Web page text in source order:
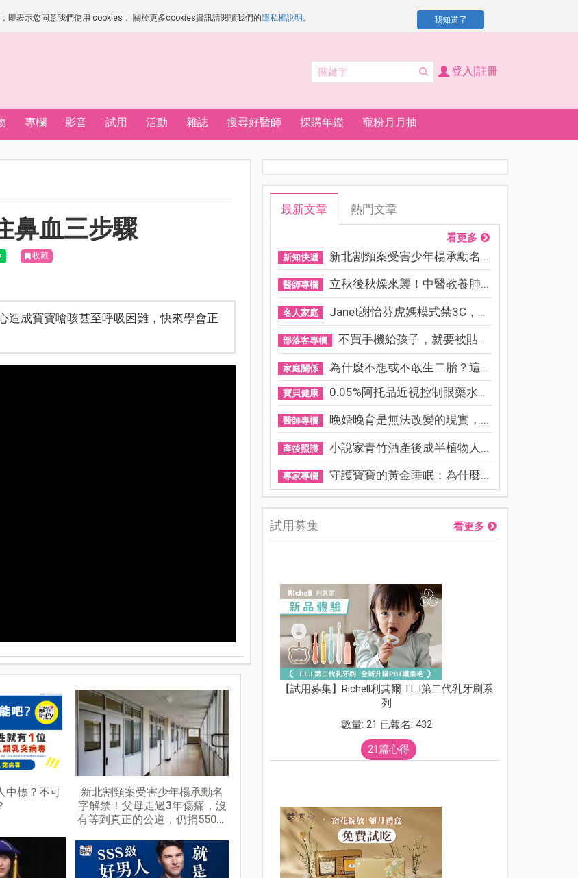
即表示您同意我們使用 cookies， 關於更多cookies資訊請閱讀我們的隱私權說明 。 我知道了
登入|註冊
專欄 影音 試用 活動 雜誌 搜尋好醫師 採購年鑑 寵粉月月抽
鼻血三步驟
收藏
造成寶寶嗆咳甚至呼吸困難，快來學會正
中標？不可
新北割頸案受害少年楊承勳名
字解禁！父母走過3年傷痛，沒
有等到真正的公道，仍捐550萬
最新文章 熱門文章
看更多
新知快遞 新北割頸案受害少年楊承勳名...
醫師專欄 立秋後秋燥來襲！中醫教養肺...
名人家庭 Janet謝怡芬虎媽模式禁3C，看...
部落客專欄 不買手機給孩子，就要被貼「...
家庭關係 為什麼不想或不敢生二胎？這8...
寶貝健康 0.05%阿托品近視控制眼藥水納...
醫師專欄 晚婚晚育是無法改變的現實，...
產後照護 小說家青竹酒產後成半植物人...
專家專欄 守護寶寶的黃金睡眠：為什麼...
試用募集 看更多
【試用募集】Richell利其爾 T.L.I第二代乳牙刷系
列
數量: 21 已報名: 432
21篇心得